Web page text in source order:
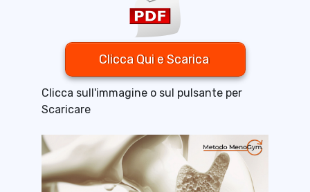
Clicca Qui e Scarica
Clicca sull'immagine o sul pulsante per
Scaricare